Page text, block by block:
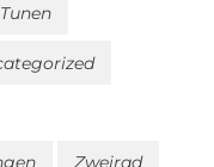
Tunen
Zweirad